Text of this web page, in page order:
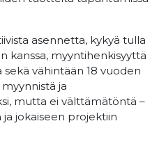
asennetta, kykyä tulla
kanssa, myyntihenkisyyttä
vähintään 18 vuoden
ja
mutta ei välttämätöntä –
jokaiseen projektiin